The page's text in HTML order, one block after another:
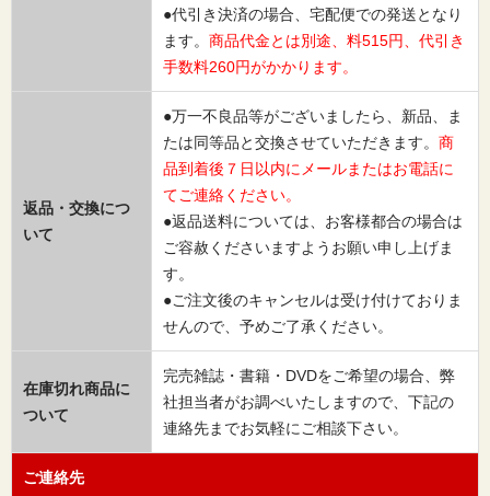
●代引き決済の場合、宅配便での発送となり
ます。 商品代金とは別途、料515円、代引き
手数料260円がかかります。
返品・交換につ
いて
●万一不良品等がございましたら、新品、ま
たは同等品と交換させていただきます。 商
品到着後７日以内にメールまたはお電話に
てご連絡ください。
●返品送料については、お客様都合の場合は
ご容赦くださいますようお願い申し上げま
す。
●ご注文後のキャンセルは受け付けておりま
せんので、予めご了承ください。
在庫切れ商品に
ついて
完売雑誌・書籍・DVDをご希望の場合、弊
社担当者がお調べいたしますので、下記の
連絡先までお気軽にご相談下さい。
ご連絡先